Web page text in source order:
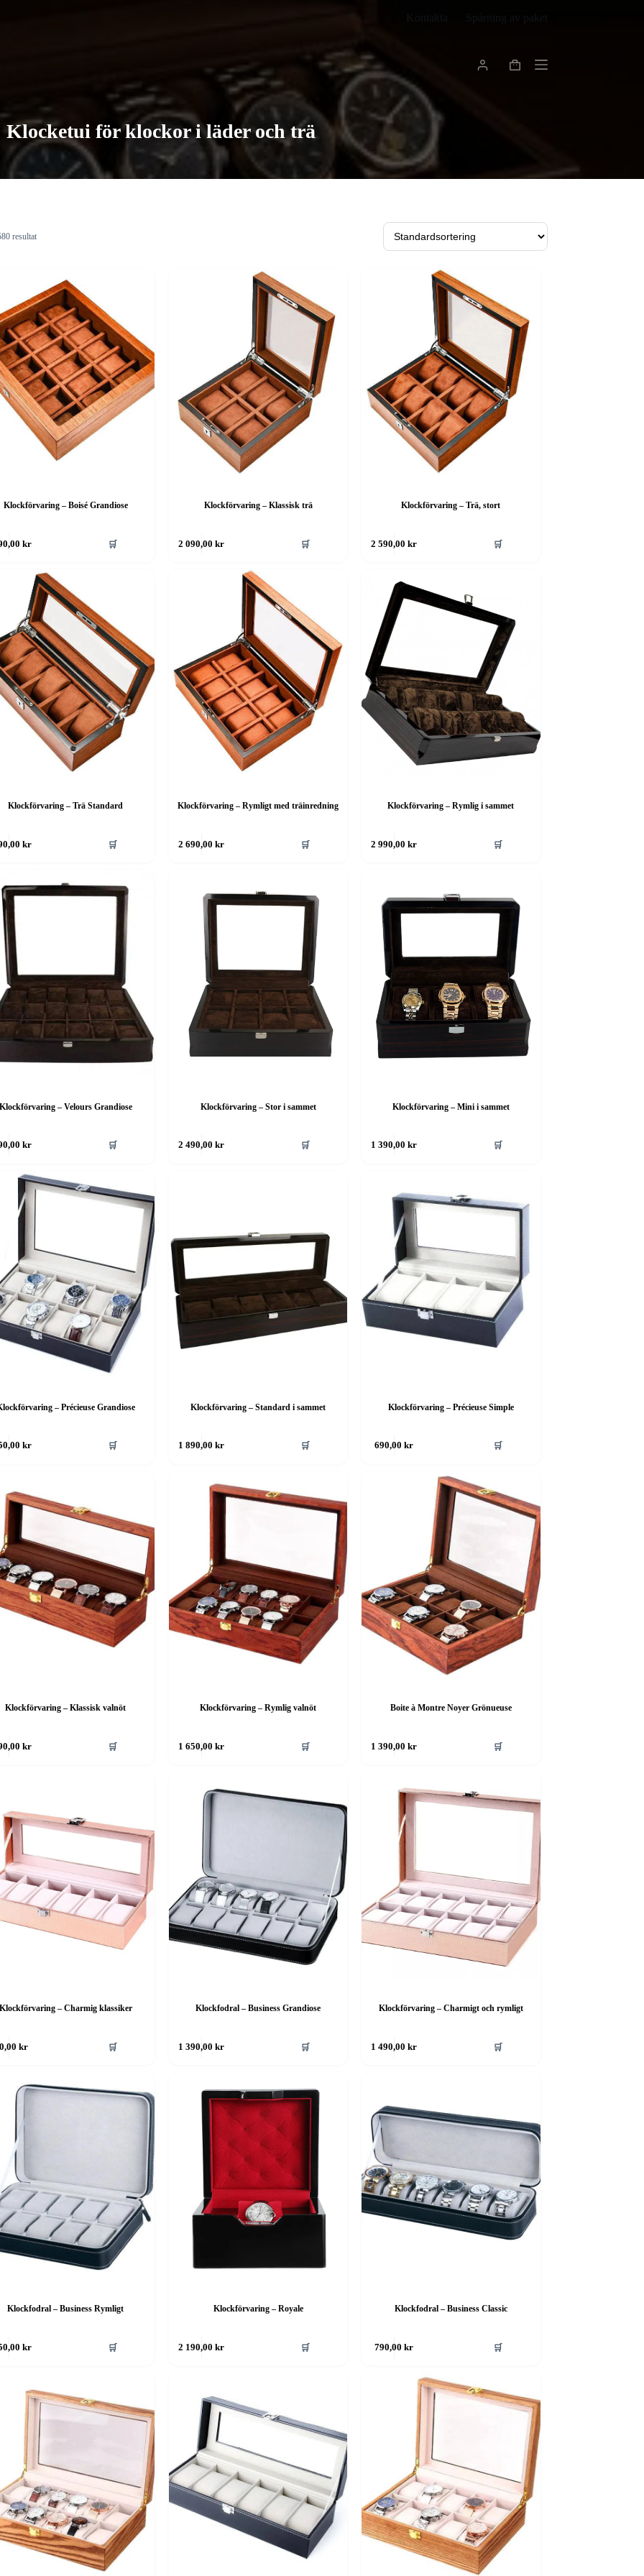
Spårning av paket
Varukorg
Klocketui för klockor i läder och trä
resultat
Klockförvaring – Boisé Grandiose
kr 🛒
Klockförvaring – Klassisk trä
2 090,00kr 🛒
Klockförvaring – Trä, stort
2 590,00kr 🛒
Klockförvaring – Trä Standard
kr 🛒
Klockförvaring – Rymligt med träinredning
2 690,00kr 🛒
Klockförvaring – Rymlig i sammet
2 990,00kr 🛒
– Velours Grandiose
kr 🛒
Klockförvaring – Stor i sammet
2 490,00kr 🛒
Klockförvaring – Mini i sammet
1 390,00kr 🛒
– Précieuse Grandiose
kr 🛒
Klockförvaring – Standard i sammet
1 890,00kr 🛒
Klockförvaring – Précieuse Simple
690,00kr 🛒
Klockförvaring – Klassisk valnöt
kr 🛒
Klockförvaring – Rymlig valnöt
1 650,00kr 🛒
Boite à Montre Noyer Grönueuse
1 390,00kr 🛒
– Charmig klassiker
kr 🛒
Klockfodral – Business Grandiose
1 390,00kr 🛒
Klockförvaring – Charmigt och rymligt
1 490,00kr 🛒
Klockfodral – Business Rymligt
kr 🛒
Klockförvaring – Royale
2 190,00kr 🛒
Klockfodral – Business Classic
790,00kr 🛒